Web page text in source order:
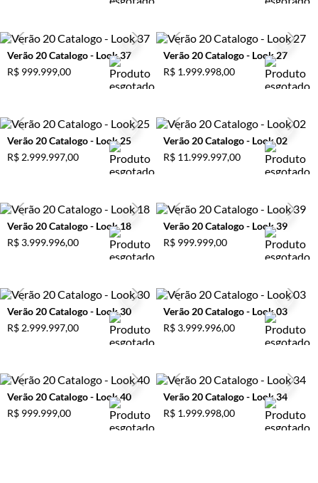
Verão 20 Catalogo - Look 37
R$ 999.999,00
Verão 20 Catalogo - Look 27
R$ 1.999.998,00
Verão 20 Catalogo - Look 25
R$ 2.999.997,00
Verão 20 Catalogo - Look 02
R$ 11.999.997,00
Verão 20 Catalogo - Look 18
R$ 3.999.996,00
Verão 20 Catalogo - Look 39
R$ 999.999,00
Verão 20 Catalogo - Look 30
R$ 2.999.997,00
Verão 20 Catalogo - Look 03
R$ 3.999.996,00
Verão 20 Catalogo - Look 40
R$ 999.999,00
Verão 20 Catalogo - Look 34
R$ 1.999.998,00